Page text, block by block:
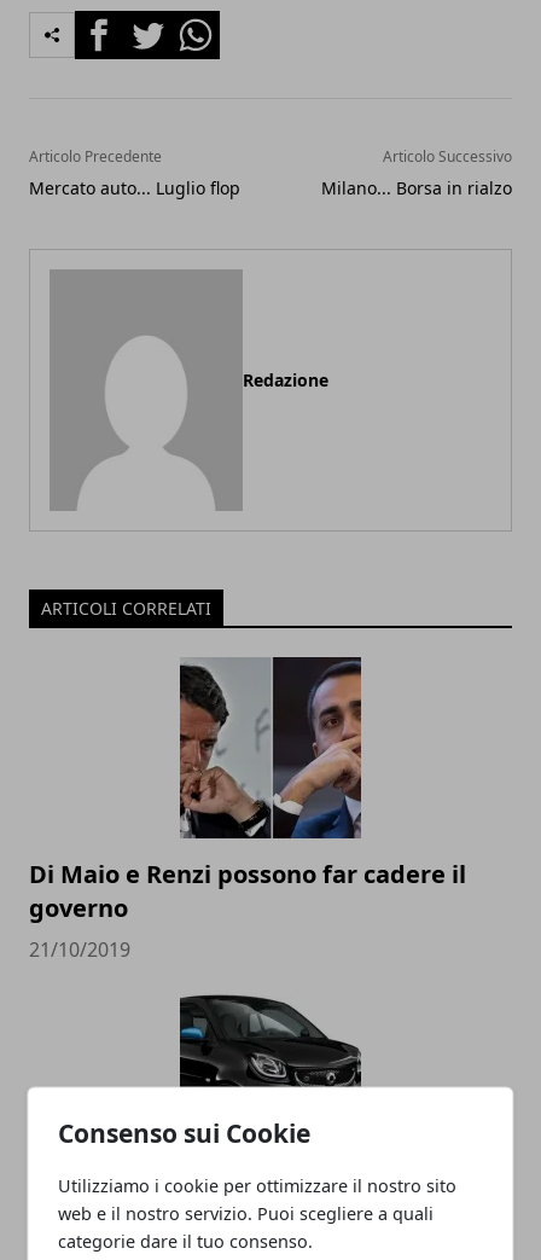
Consenso sui Cookie
Utilizziamo i cookie per ottimizzare il nostro sito
web e il nostro servizio. Puoi scegliere a quali
categorie dare il tuo consenso.
FacebookTwitterWhatsapp
Articolo Precedente
Mercato auto... Luglio flop
Articolo Successivo
Milano... Borsa in rialzo
Redazione
ARTICOLI CORRELATI
Di Maio e Renzi possono far cadere il
governo
21/10/2019
La Smart diventa cinese, addio alla
Germania